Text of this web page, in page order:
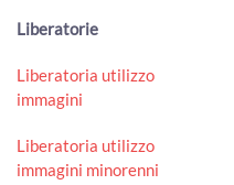
Liberatorie
Liberatoria utilizzo
immagini
Liberatoria utilizzo
immagini minorenni